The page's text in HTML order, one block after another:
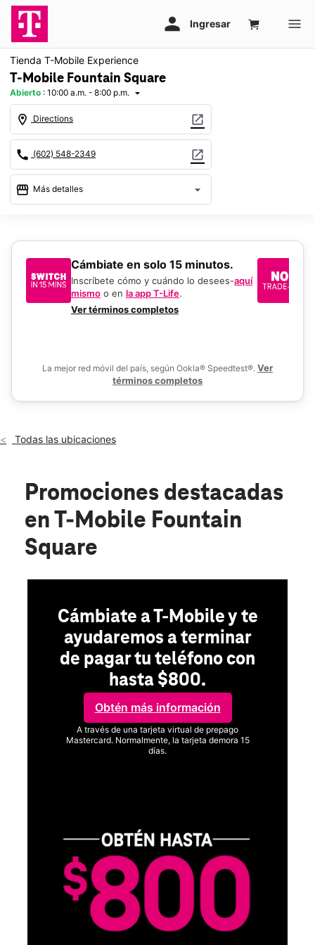
Tienda T-Mobile Experience
T-Mobile Fountain Square
Abierto : 10:00 a.m. - 8:00 p.m. arrow_drop_down
location_on Directions open_in_new
call (602) 548-2349 open_in_new
storefront Más detalles arrow_drop_down
10:00 a.m. a 8:00 p.m.
Dom.: 11:00 a.m. a 6:00 p.m.
10:00 a.m. a 8:00 p.m.
Mar.:10:00 a.m. a 8:00 p.m.
​​​​​​​Cámbiate en solo 15 minutos.
Inscríbete cómo y cuándo lo desees-aquí
mismo o en la app T-Life.
Ver términos completos
La mejor red móvil del país, según Ookla® Speedtest®. Ver
términos completos
Todas las ubicaciones
Promociones destacadas
en T-Mobile Fountain
Square
Cámbiate a T-Mobile y te
ayudaremos a terminar
de pagar tu teléfono con
hasta $800.
Obtén más información
A través de una tarjeta virtual de prepago
Mastercard. Normalmente, la tarjeta demora 15
días.